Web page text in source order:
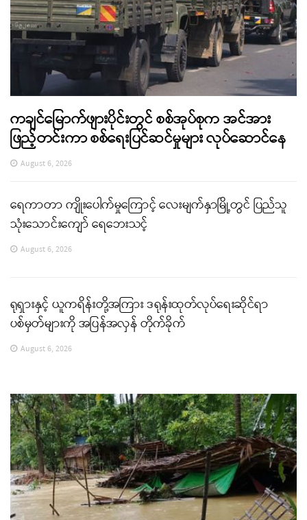
ကချင်မြောက်ဖျားပိုင်းတွင် စစ်အုပ်စုက အင်အား
ဖြည့်တင်းကာ စစ်ရေးပြင်ဆင်မှုများ လုပ်ဆောင်နေ
August 6, 2026
ရေကာတာ ကျိုးပေါက်မှုကြောင့် လေးမျက်နှာမြို့တွင် ပြည်သူ
သုံးသောင်းကျော် ရေဘေးသင့်
August 6, 2026
ရုရှားနှင့် ယူကရိန်းတို့အကြား ဒရုန်းထုတ်လုပ်ရေးဆိုင်ရာ
ပစ်မှတ်များကို အပြန်အလှန် တိုက်ခိုက်
August 6, 2026